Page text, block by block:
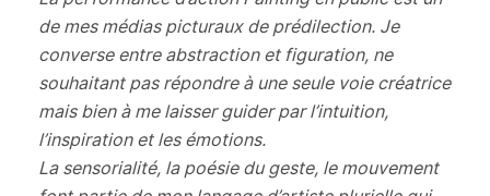
de mes médias picturaux de prédilection. Je
converse entre abstraction et figuration, ne
souhaitant pas répondre à une seule voie créatrice
mais bien à me laisser guider par l’intuition,
l’inspiration et les émotions.
La sensorialité, la poésie du geste, le mouvement